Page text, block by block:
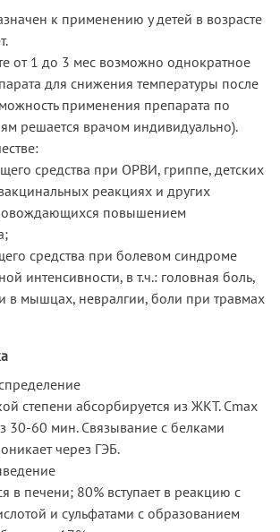
к применению у детей в возрасте
от 1 до 3 мес возможно однократное
для снижения температуры после
применения препарата по
решается врачом индивидуально).
средства при ОРВИ, гриппе, детских
реакциях и других
повышением
средства при болевом синдроме
интенсивности, в т.ч.: головная боль,
в мышцах, невралгии, боли при травмах
степени абсорбируется из ЖКТ. Cmax
30-60 мин. Связывание с белками
через ГЭБ.
в печени; 80% вступает в реакцию с
и сульфатами с образованием